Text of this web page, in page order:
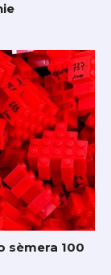
sèmera 100